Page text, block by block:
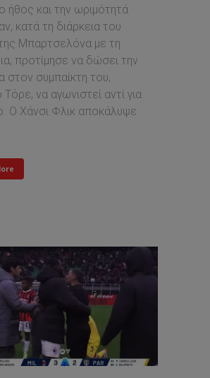
ήθος και την ωριμότητά
κατά τη διάρκεια του
Μπαρτσελόνα με τη
προτίμησε να δώσει την
στον συμπαίκτη του,
να αγωνιστεί αντί για
Ο Χάνσι Φλικ αποκάλυψε